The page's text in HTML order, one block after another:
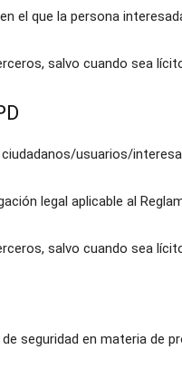
el que la persona
salvo cuando sea
usuarios/
legal aplicable al
salvo cuando sea
seguridad en materia